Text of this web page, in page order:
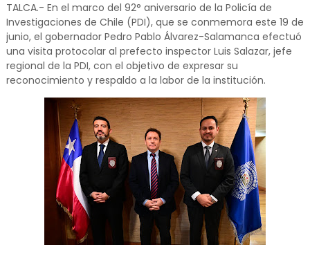
TALCA.- En el marco del 92° aniversario de la Policía de
Investigaciones de Chile (PDI), que se conmemora este 19 de
junio, el gobernador Pedro Pablo Álvarez-Salamanca efectuó
una visita protocolar al prefecto inspector Luis Salazar, jefe
regional de la PDI, con el objetivo de expresar su
reconocimiento y respaldo a la labor de la institución.